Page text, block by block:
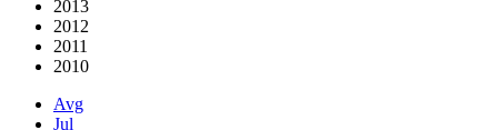
2013
2012
2011
2010
Avg
Jul